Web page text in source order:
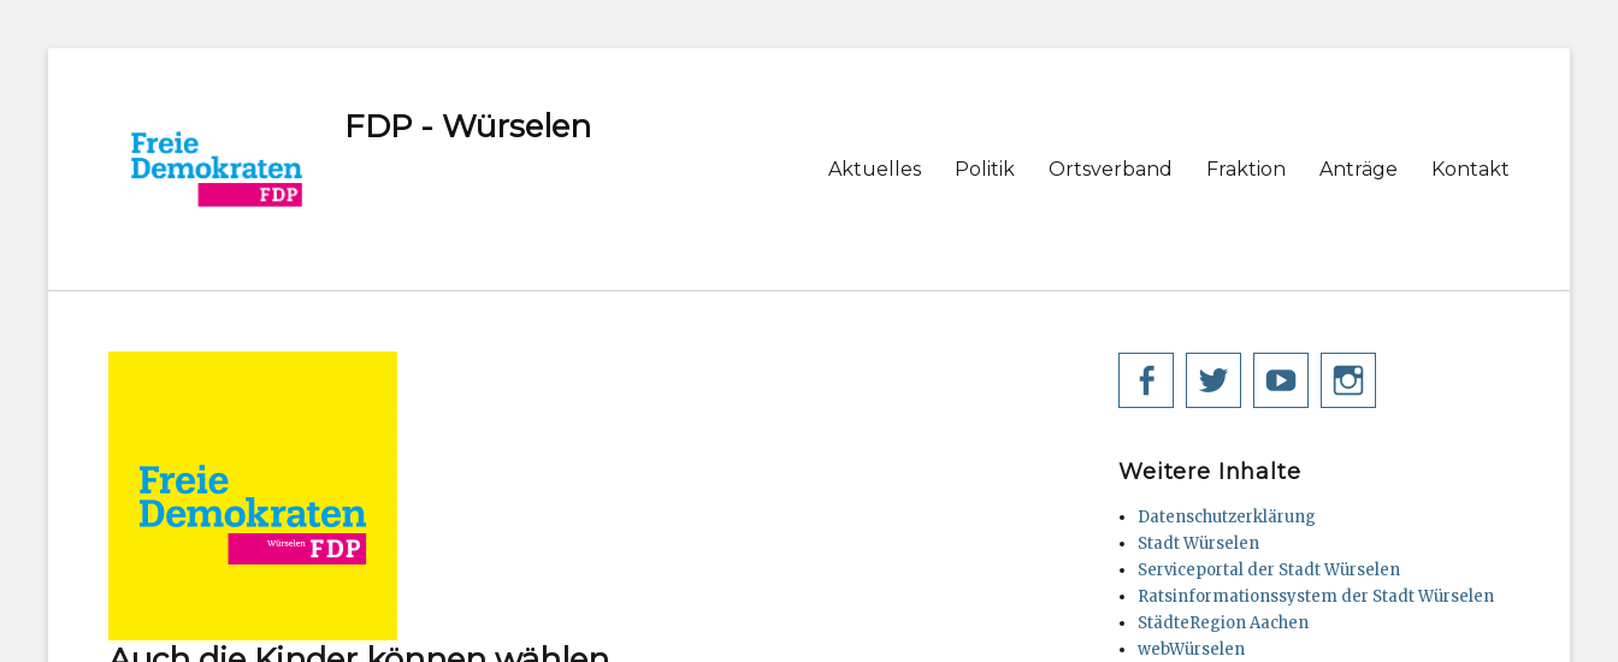
FDP - Würselen
Primary
Aktuelles Politik Ortsverband Fraktion Anträge Kontakt
Facebook
TwitterYouTube
Weitere Inhalte
Datenschutzerklärung
Stadt Würselen
Serviceportal der Stadt Würselen
Ratsinformationssystem der Stadt Würselen
StädteRegion Aachen
webWürselen